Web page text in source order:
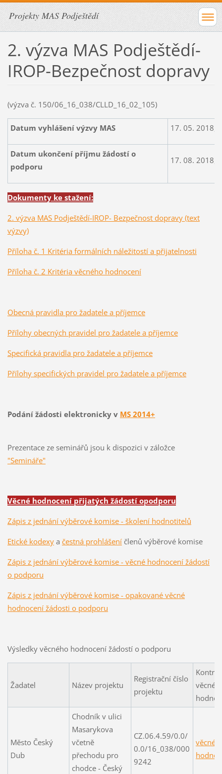
Projekty MAS Podještědí
2. výzva MAS Podještědí-
IROP-Bezpečnost dopravy
(výzva č. 150/06_16_038/CLLD_16_02_105)
Datum vyhlášení výzvy MAS 17. 05. 2018,
Datum ukončení příjmu žádostí o
podporu
17. 08. 2018,
Dokumenty ke stažení:
2. výzva MAS Podještědí-IROP- Bezpečnost dopravy (text
výzvy)
Příloha č. 1 Kritéria formálních náležitostí a přijatelnosti
Příloha č. 2 Kritéria věcného hodnocení
Obecná pravidla pro žadatele a příjemce
Přílohy obecných pravidel pro žadatele a příjemce
Specifická pravidla pro žadatele a příjemce
Přílohy specifických pravidel pro žadatele a příjemce
Podání žádosti elektronicky v MS 2014+
Prezentace ze seminářů jsou k dispozici v záložce
"Semináře"
Věcné hodnocení přijatých žádostí opodporu
Zápis z jednání výběrové komise - školení hodnotitelů
Etické kodexya čestná prohlášeníčlenů výběrové komise
Zápis z jednání výběrové komise - věcné hodnocení žádostí
o podporu
Zápis z jednání výběrové komise - opakované věcné
hodnocení žádosti o podporu
Výsledky věcného hodnocení žádostí o podporu
Žadatel Název projektu
Registrační číslo
projektu
Město Český
Dub
Chodník v ulici
Masarykova
včetně
přechodu pro
chodce - Český
CZ.06.4.59/0.0/
0.0/16_038/000
9242
věcné